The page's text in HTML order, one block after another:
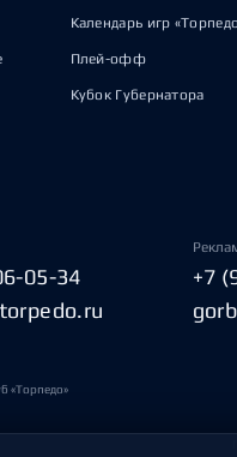
Календарь игр
Плей-офф
Кубок Губернатора
05-34
+7
«Торпедо»